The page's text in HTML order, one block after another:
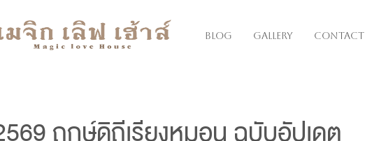
Blog Gallery Contact
ฤกษ์ดิถีเรียงหมอน ฉบับอัปเดต